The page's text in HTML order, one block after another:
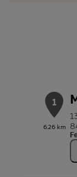
1
6.26 km